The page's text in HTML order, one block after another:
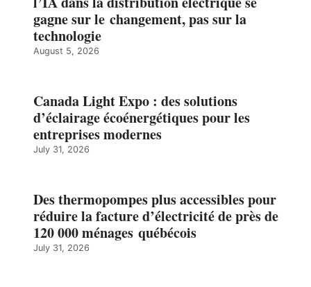
gagne sur le changement, pas sur la
technologie
August 5, 2026
Canada Light Expo : des solutions
d’éclairage écoénergétiques pour les
entreprises modernes
July 31, 2026
Des thermopompes plus accessibles pour
réduire la facture d’électricité de près de
120 000 ménages québécois
July 31, 2026